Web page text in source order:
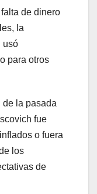
de dinero
la
usó
para otros
de la pasada
fue
o fuera
los
de